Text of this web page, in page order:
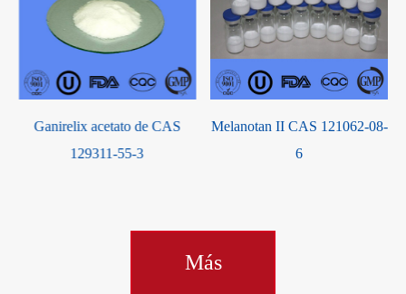
Melanotan II CAS 121062-08-
6
N-acetil carnosina CAS
56353-15-2
Más